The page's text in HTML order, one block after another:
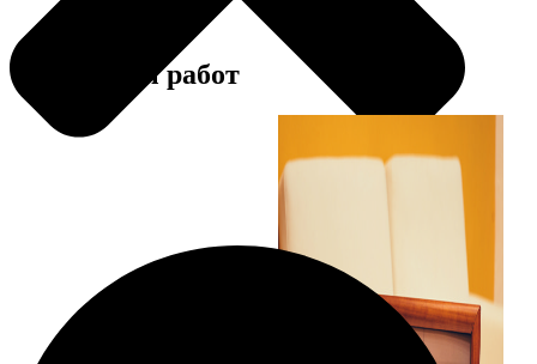
Примеры работ